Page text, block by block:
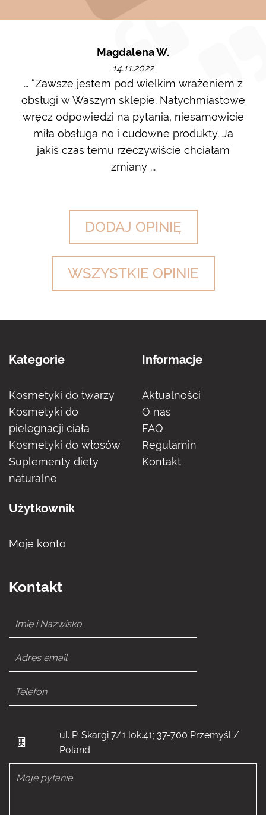
Magdalena W.
14.11.2022
… “Zawsze jestem pod wielkim wrażeniem z
obsługi w Waszym sklepie. Natychmiastowe
wręcz odpowiedzi na pytania, niesamowicie
miła obsługa no i cudowne produkty. Ja
jakiś czas temu rzeczywiście chciałam
zmiany ...
DODAJ OPINIĘ
WSZYSTKIE OPINIE
Kategorie
Kosmetyki do twarzy
Kosmetyki do
pielegnacji ciała
Kosmetyki do włosów
Suplementy diety
naturalne
Informacje
Aktualności
O nas
FAQ
Regulamin
Kontakt
Użytkownik
Moje konto
Kontakt
ul. P. Skargi 7/1 lok.41; 37-700 Przemyśl /
Poland